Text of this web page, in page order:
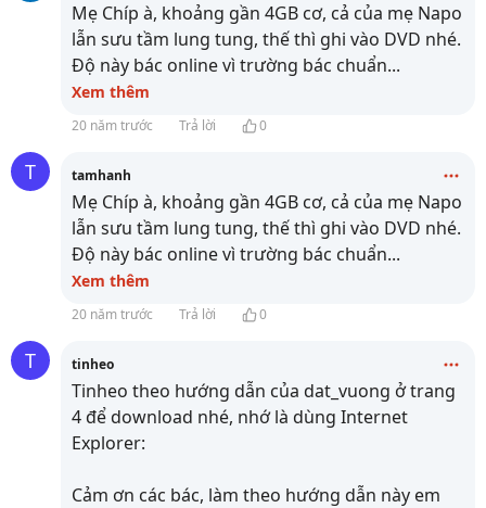
Mẹ Chíp à, khoảng gần 4GB cơ, cả của mẹ Napo
lẫn sưu tầm lung tung, thế thì ghi vào DVD nhé.
Độ này bác online vì trường bác chuẩn...
Xem thêm
20 năm trước Trả lời 0
T tamhanh
Mẹ Chíp à, khoảng gần 4GB cơ, cả của mẹ Napo
lẫn sưu tầm lung tung, thế thì ghi vào DVD nhé.
Độ này bác online vì trường bác chuẩn...
Xem thêm
20 năm trước Trả lời 0
T tinheo
Tinheo theo hướng dẫn của dat_vuong ở trang
4 để download nhé, nhớ là dùng Internet
Explorer:
Cảm ơn các bác, làm theo hướng dẫn này em